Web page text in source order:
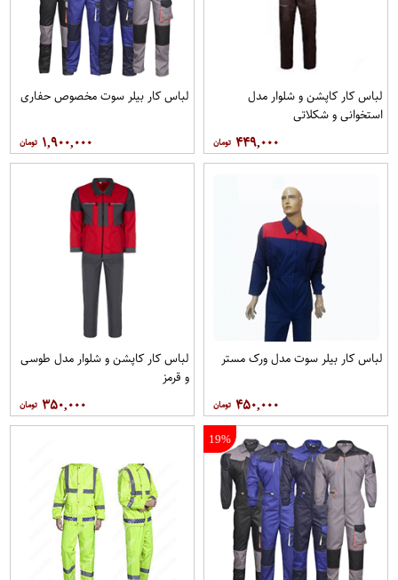
لباس کار کاپشن و شلوار مدل
استخوانی و شکلاتی
۴۴۹,۰۰۰
لباس کار بیلر سوت مخصوص حفاری
۱,۹۰۰,۰۰۰
لباس کار بیلر سوت مدل ورک مستر
۴۵۰,۰۰۰
لباس کار کاپشن و شلوار مدل طوسی
و قرمز
۳۵۰,۰۰۰
19%